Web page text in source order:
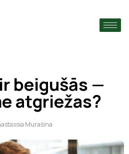
›
beigušās —
atgriežas?
Murašina